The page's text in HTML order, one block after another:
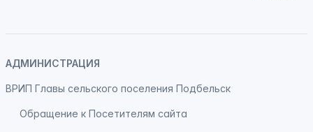
АДМИНИСТРАЦИЯ
ВРИП Главы сельского поселения Подбельск
Обращение к Посетителям сайта